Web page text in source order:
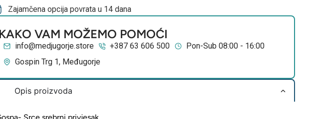
Zajamčena opcija povrata u 14 dana
KAKO VAM MOŽEMO POMOĆI
info@medjugorje.store +387 63 606 500
Pon-Sub 08:00 - 16:00
Gospin Trg 1, Međugorje
Opis proizvoda